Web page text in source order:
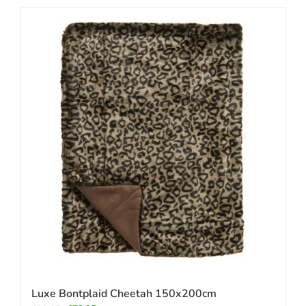
Luxe Bontplaid Cheetah 150x200cm